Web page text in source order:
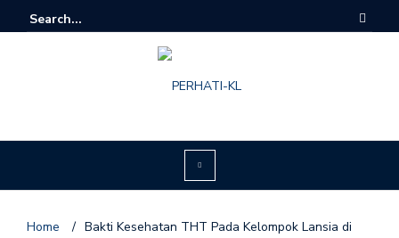
Home / Bakti Kesehatan THT Pada Kelompok Lansia di